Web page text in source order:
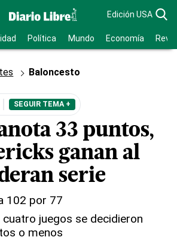
Edición USA
Política Mundo Economía
Baloncesto
SEGUIR TEMA +
33 puntos,
ganan al
serie
102 por 77
juegos se decidieron
o menos